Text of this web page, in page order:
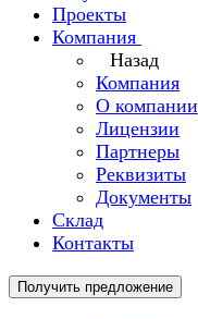
Проекты
Компания
Назад
Компания
О компании
Лицензии
Партнеры
Реквизиты
Документы
Склад
Контакты
Получить предложение